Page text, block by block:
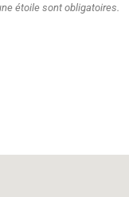
étoile sont obligatoires.